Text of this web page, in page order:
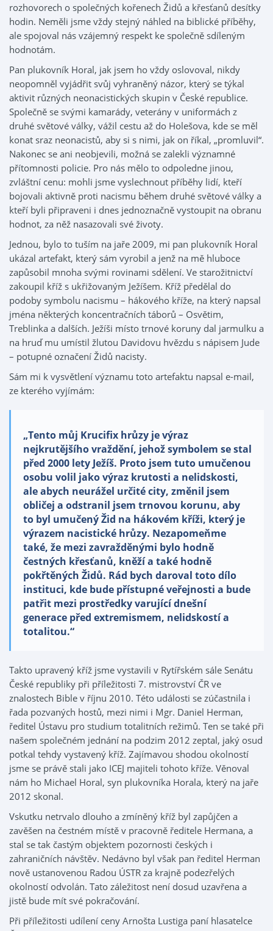
rozhovorech o společných kořenech Židů a křesťanů desítky
hodin. Neměli jsme vždy stejný náhled na biblické příběhy,
ale spojoval nás vzájemný respekt ke společně sdíleným
hodnotám.
Pan plukovník Horal, jak jsem ho vždy oslovoval, nikdy
neopomněl vyjádřit svůj vyhraněný názor, který se týkal
aktivit různých neonacistických skupin v České republice.
Společně se svými kamarády, veterány v uniformách z
druhé světové války, vážil cestu až do Holešova, kde se měl
konat sraz neonacistů, aby si s nimi, jak on říkal, „promluvil“.
Nakonec se ani neobjevili, možná se zalekli významné
přítomnosti policie. Pro nás mělo to odpoledne jinou,
zvláštní cenu: mohli jsme vyslechnout příběhy lidí, kteří
bojovali aktivně proti nacismu během druhé světové války a
kteří byli připraveni i dnes jednoznačně vystoupit na obranu
hodnot, za něž nasazovali své životy.
Jednou, bylo to tuším na jaře 2009, mi pan plukovník Horal
ukázal artefakt, který sám vyrobil a jenž na mě hluboce
zapůsobil mnoha svými rovinami sdělení. Ve starožitnictví
zakoupil kříž s ukřižovaným Ježíšem. Kříž předělal do
podoby symbolu nacismu – hákového kříže, na který napsal
jména některých koncentračních táborů – Osvětim,
Treblinka a dalších. Ježíši místo trnové koruny dal jarmulku a
na hruď mu umístil žlutou Davidovu hvězdu s nápisem Jude
– potupné označení Židů nacisty.
Sám mi k vysvětlení významu toto artefaktu napsal e-mail,
ze kterého vyjímám:
„Tento můj Krucifix hrůzy je výraz
nejkrutějšího vraždění, jehož symbolem se stal
před 2000 lety Ježíš. Proto jsem tuto umučenou
osobu volil jako výraz krutosti a nelidskosti,
ale abych neurážel určité city, změnil jsem
obličej a odstranil jsem trnovou korunu, aby
to byl umučený Žid na hákovém kříži, který je
výrazem nacistické hrůzy. Nezapomeňme
také, že mezi zavražděnými bylo hodně
čestných křesťanů, kněží a také hodně
pokřtěných Židů. Rád bych daroval toto dílo
instituci, kde bude přístupné veřejnosti a bude
patřit mezi prostředky varující dnešní
generace před extremismem, nelidskostí a
totalitou.“
Takto upravený kříž jsme vystavili v Rytířském sále Senátu
České republiky při příležitosti 7. mistrovství ČR ve
znalostech Bible v říjnu 2010. Této události se zúčastnila i
řada pozvaných hostů, mezi nimi i Mgr. Daniel Herman,
ředitel Ústavu pro studium totalitních režimů. Ten se také při
našem společném jednání na podzim 2012 zeptal, jaký osud
potkal tehdy vystavený kříž. Zajímavou shodou okolností
jsme se právě stali jako ICEJ majiteli tohoto kříže. Věnoval
nám ho Michael Horal, syn plukovníka Horala, který na jaře
2012 skonal.
Vskutku netrvalo dlouho a zmíněný kříž byl zapůjčen a
zavěšen na čestném místě v pracovně ředitele Hermana, a
stal se tak častým objektem pozornosti českých i
zahraničních návštěv. Nedávno byl však pan ředitel Herman
nově ustanovenou Radou ÚSTR za krajně podezřelých
okolností odvolán. Tato záležitost není dosud uzavřena a
jistě bude mít své pokračování.
Při příležitosti udílení ceny Arnošta Lustiga paní hlasatelce